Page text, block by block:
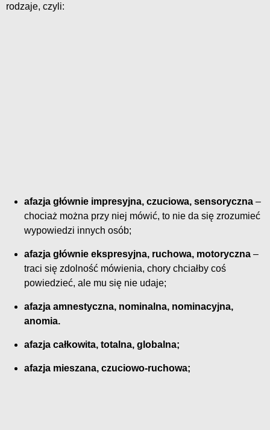
rodzaje, czyli:
afazja głównie impresyjna, czuciowa, sensoryczna –
chociaż można przy niej mówić, to nie da się zrozumieć
wypowiedzi innych osób;
afazja głównie ekspresyjna, ruchowa, motoryczna –
traci się zdolność mówienia, chory chciałby coś
powiedzieć, ale mu się nie udaje;
afazja amnestyczna, nominalna, nominacyjna,
anomia.
afazja całkowita, totalna, globalna;
afazja mieszana, czuciowo-ruchowa;